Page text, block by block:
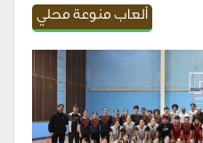
ألعاب منوعة محلي